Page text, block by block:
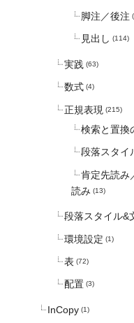
脚注／後注
見出し (114)
実践 (63)
数式 (4)
正規表現 (215)
検索と置換
段落スタイ
肯定先読み
読み (13)
段落スタイル&
環境設定 (1)
表 (72)
配置 (3)
InCopy (1)